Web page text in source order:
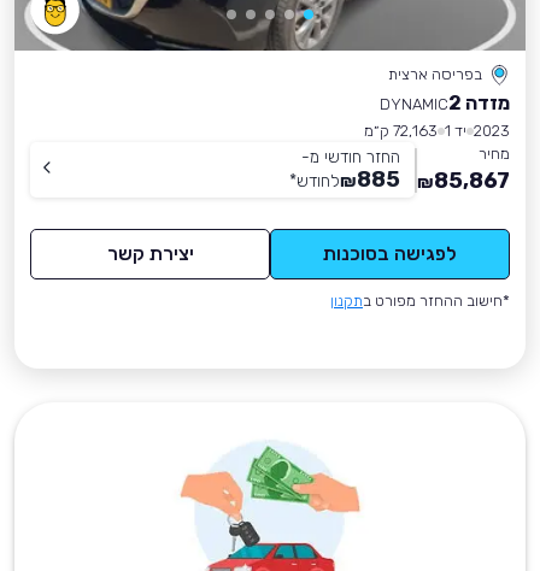
בפריסה ארצית
מזדה 2
DYNAMIC
2023 יד 1
72,163 ק״מ
מחיר
85,867
₪
החזר חודשי מ-
885
₪לחודש*
לפגישה בסוכנות יצירת קשר
*חישוב ההחזר מפורט בתקנון